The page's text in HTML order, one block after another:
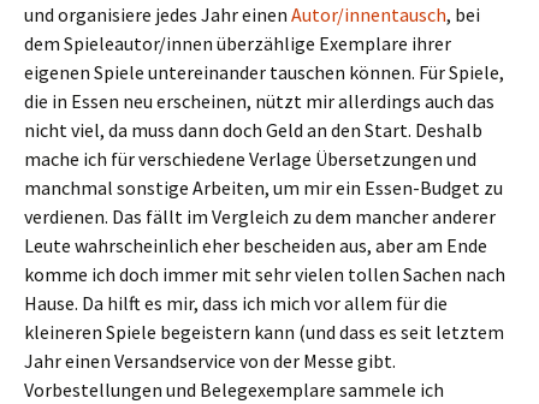
und organisiere jedes Jahr einen Autor/innentausch, bei
dem Spieleautor/innen überzählige Exemplare ihrer
eigenen Spiele untereinander tauschen können. Für Spiele,
die in Essen neu erscheinen, nützt mir allerdings auch das
nicht viel, da muss dann doch Geld an den Start. Deshalb
mache ich für verschiedene Verlage Übersetzungen und
manchmal sonstige Arbeiten, um mir ein Essen-Budget zu
verdienen. Das fällt im Vergleich zu dem mancher anderer
Leute wahrscheinlich eher bescheiden aus, aber am Ende
komme ich doch immer mit sehr vielen tollen Sachen nach
Hause. Da hilft es mir, dass ich mich vor allem für die
kleineren Spiele begeistern kann (und dass es seit letztem
Jahr einen Versandservice von der Messe gibt.
Vorbestellungen und Belegexemplare sammele ich